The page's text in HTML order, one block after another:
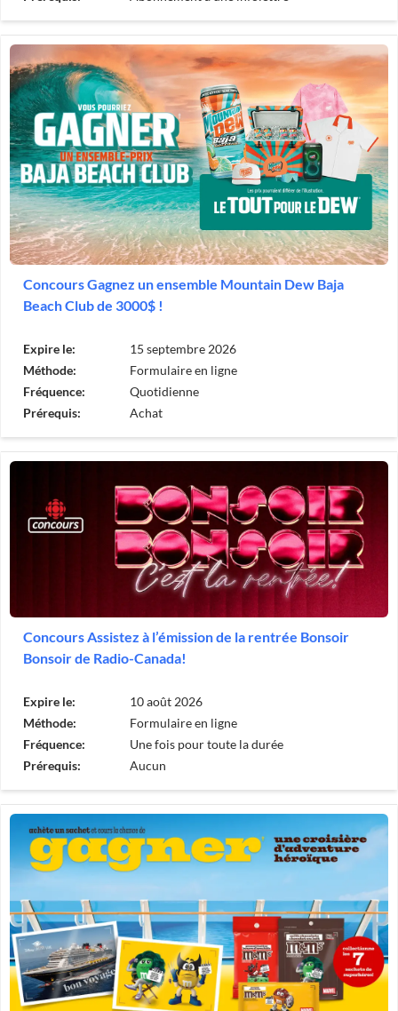
Concours Gagnez un ensemble Mountain Dew Baja
Beach Club de 3000$ !
Expire le:
15 septembre 2026
Méthode:
Formulaire en ligne
Fréquence:
Quotidienne
Prérequis:
Achat
Concours Assistez à l’émission de la rentrée Bonsoir
Bonsoir de Radio-Canada!
Expire le:
10 août 2026
Méthode:
Formulaire en ligne
Fréquence:
Une fois pour toute la durée
Prérequis:
Aucun